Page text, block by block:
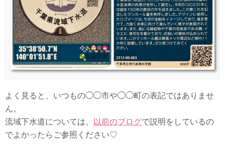
よく見ると、いつもの◯◯市や◯◯町の表記ではありませ
ん。
流域下水道については、
以前のブログで説明をしているの
でよかったらご参照ください♡